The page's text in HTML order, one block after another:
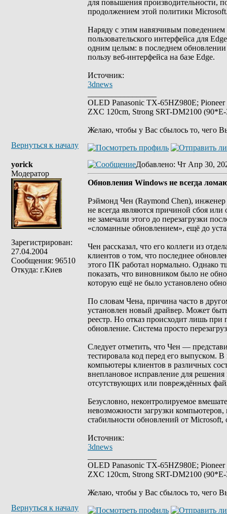
для повышения производительности,
продолжением этой политики
Наряду с этим навязчивым поведением
пользовательского интерфейса для
одним целым: в последнем обновлении
пользу веб-интерфейса на базе Edge.
Источник:
3dnews
OLED Panasonic TX-65HZ980E;
ZXC 120cm, Strong SRT-DM2100
Желаю, чтобы у Вас сбылось то, чего
Вернуться к началу
yorick
Модератор
Зарегистрирован:
27.04.2004
Сообщения: 96510
Откуда: г.Киев
Добавлено: Чт Апр 30,
Обновления Windows не всегда
Рэймонд Чен (Raymond Chen),
не всегда являются причиной сбоя
не замечали этого до перезагрузки
«сломанные обновлением», ещё до
Чен рассказал, что его коллеги из
клиентов о том, что последнее
этого ПК работал нормально. Однако
показать, что виновником было не
которую ещё не было установлено
По словам Чена, причина часто в
установлен новый драйвер. Может
реестр. Но отказ происходит лишь при
обновление. Система просто
Следует отметить, что Чен —
тестировала код перед его выпуском.
компьютеры клиентов в различных
внеплановое исправление для
отсутствующих или повреждённых
Безусловно, неконтролируемое
невозможности загрузки
стабильности обновлений от
Источник:
3dnews
OLED Panasonic TX-65HZ980E;
ZXC 120cm, Strong SRT-DM2100
Желаю, чтобы у Вас сбылось то, чего
Вернуться к началу